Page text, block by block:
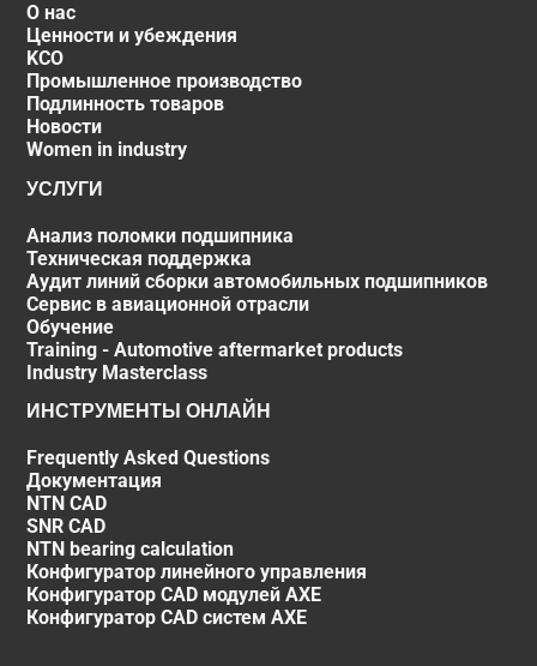
О нас
Ценности и убеждения
KCO
Промышленное производство
Подлинность товаров
Новости
Women in industry
УСЛУГИ
Анализ поломки подшипника
Техническая поддержка
Аудит линий сборки автомобильных подшипников
Сервис в авиационной отрасли
Обучение
Training - Automotive aftermarket products
Industry Masterclass
ИНСТРУМЕНТЫ ОНЛАЙН
Frequently Asked Questions
Документация
NTN CAD
SNR CAD
NTN bearing calculation
Конфигуратор линейного управления
Конфигуратор CAD модулей AXE
Конфигуратор CAD систем AXE